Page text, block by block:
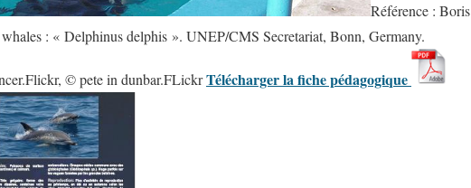
Référence : Boris
: « Delphinus delphis ». UNEP/CMS Secretariat, Bonn, Germany.
© pete in dunbar.FLickrTélécharger la fiche pédagogique